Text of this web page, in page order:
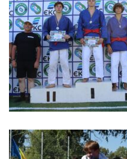
cu
Publicul,
Operator
CISC
Organigrama
Regulament